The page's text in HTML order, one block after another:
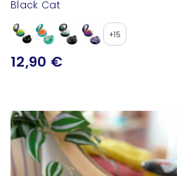
Black Cat
+15
12,90 €